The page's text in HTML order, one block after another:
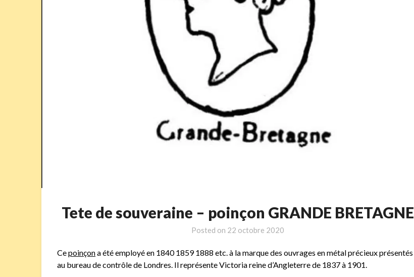
Tete de souveraine – poinçon GRANDE BRETAGNE
Posted on 22 octobre 2020
Cepoinçona été employé en 1840 1859 1888 etc. à la marque des ouvrages en métal précieux présentés
au bureau de contrôle de Londres. Il représente Victoria reine d’Angleterre de 1837 à 1901.